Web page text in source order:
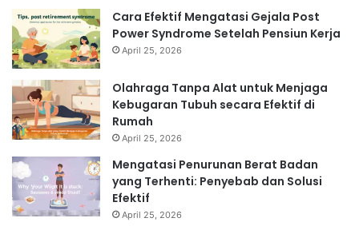
Cara Efektif Mengatasi Gejala Post
Power Syndrome Setelah Pensiun Kerja
April 25, 2026
Olahraga Tanpa Alat untuk Menjaga
Kebugaran Tubuh secara Efektif di
Rumah
April 25, 2026
Mengatasi Penurunan Berat Badan
yang Terhenti: Penyebab dan Solusi
Efektif
April 25, 2026